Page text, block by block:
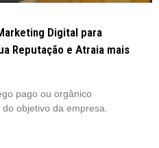
Digital para
Reputação e Atraia mais
pago ou orgânico
objetivo da empresa.